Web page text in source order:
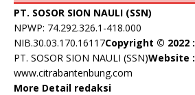
PT. SOSOR SION NAULI (SSN)
NPWP: 74.292.326.1-418.000
NIB.30.03.170.16117Copyright © 2022 :
PT. SOSOR SION NAULI (SSN)Website :
www.citrabantenbung.com
More Detail redaksi